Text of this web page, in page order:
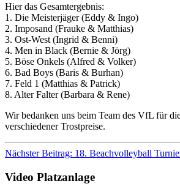
Hier das Gesamtergebnis:
1. Die Meisterjäger (Eddy & Ingo)
2. Imposand (Frauke & Matthias)
3. Ost-West (Ingrid & Benni)
4. Men in Black (Bernie & Jörg)
5. Böse Onkels (Alfred & Volker)
6. Bad Boys (Baris & Burhan)
7. Feld 1 (Matthias & Patrick)
8. Alter Falter (Barbara & Rene)
Wir bedanken uns beim Team des VfL für
verschiedener Trostpreise.
Nächster Beitrag: 18. Beachvolleyball
Video Platzanlage